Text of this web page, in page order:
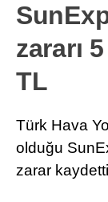
zararı
TL
Türk Hava
olduğu
zarar